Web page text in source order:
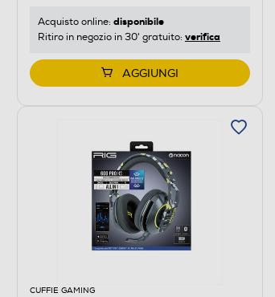
Acquisto online: disponibile
Ritiro in negozio in 30' gratuito: verifica
AGGIUNGI
CUFFIE GAMING